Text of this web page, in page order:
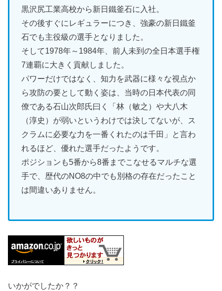
黒沢尻工業高校から新日鐵釜石に入社。
その後すぐにレギュラーにつき、強豪の新日鐵釜
石でも主役級の選手となりました。
そして1978年～1984年、前人未到の全日本選手権
7連覇に大きく貢献しました。
パワーだけではなく、知力を武器に様々な視点か
ら攻防の要として動く姿は、当時の日本代表の同
僚である石山次郎氏曰く「林（敏之）や大八木
（淳史）が弱いというわけでは決してないが、ス
クラムに必要な力を一番くれたのは千田」と言わ
れるほど、優れた選手だったようです。
ポジションも5番から8番までこなせるマルチな選
手で、歴代のNO8の中でも別格の存在だったこと
は間違いありません。
いかがでしたか？？